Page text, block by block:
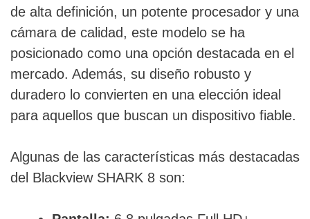
de alta definición, un potente procesador y una
cámara de calidad, este modelo se ha
posicionado como una opción destacada en el
mercado. Además, su diseño robusto y
duradero lo convierten en una elección ideal
para aquellos que buscan un dispositivo fiable.
Algunas de las características más destacadas
del Blackview SHARK 8 son: